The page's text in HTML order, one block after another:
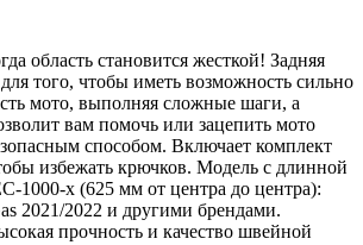
область становится жесткой! Задняя
того, чтобы иметь возможность сильно
мото, выполняя сложные шаги, а
вам помочь или зацепить мото
способом. Включает комплект
избежать крючков. Модель с длинной
1000-x (625 мм от центра до центра):
2021/2022 и другими брендами.
прочность и качество швейной